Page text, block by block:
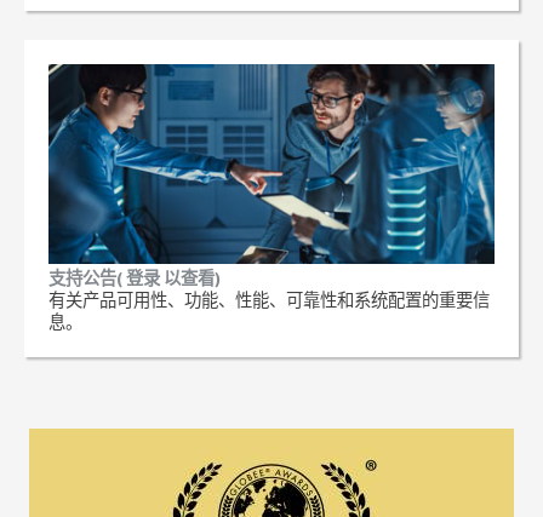
支持公告( 登录 以查看)
有关产品可用性、功能、性能、可靠性和系统配置的重要信
息。